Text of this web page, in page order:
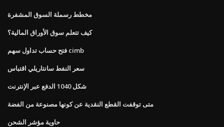
مخطط رسملة السوق المشفرة
كيف تتعلم سوق الأوراق المالية؟
فتح حساب تداول سهم cimb
سعر النفط سانتاريلي اقتباس
شكل 1040 الدفع عبر الإنترنت
متى توقفت القطع النقدية عن كونها مصنوعة من الفضة
حاوية مؤشر الشحن